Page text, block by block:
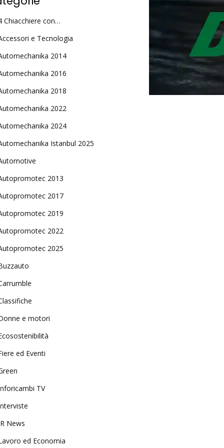
Chiacchiere con…
e Tecnologia
2014
2016
2018
2022
2024
Istanbul 2025
2013
2017
2019
2022
2025
e motori
ed Eventi
TV
News
ed Economia